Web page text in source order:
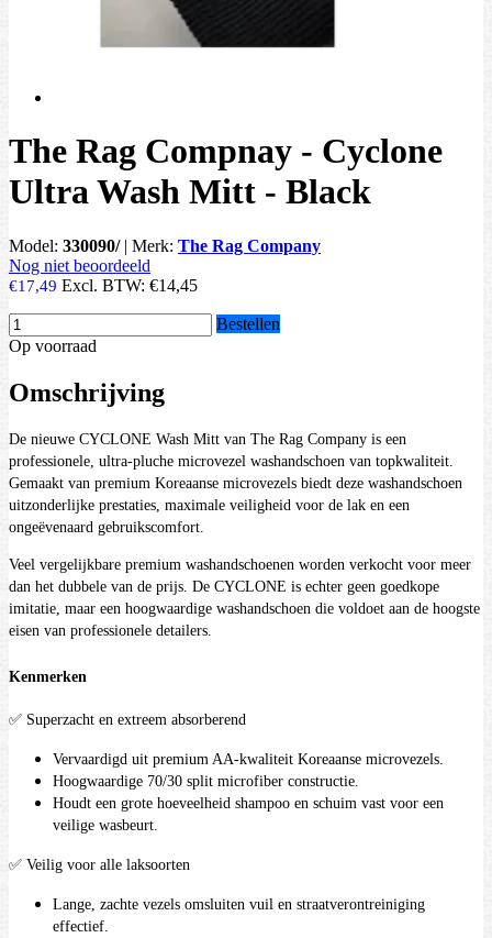
The Rag Compnay - Cyclone
Ultra Wash Mitt - Black
Model: 330090/ | Merk: The Rag Company
Nog niet beoordeeld
€17,49 Excl. BTW: €14,45
Bestellen
Op voorraad
Omschrijving
De nieuwe CYCLONE Wash Mitt van The Rag Company is een
professionele, ultra-pluche microvezel washandschoen van topkwaliteit.
Gemaakt van premium Koreaanse microvezels biedt deze washandschoen
uitzonderlijke prestaties, maximale veiligheid voor de lak en een
ongeëvenaard gebruikscomfort.
Veel vergelijkbare premium washandschoenen worden verkocht voor meer
dan het dubbele van de prijs. De CYCLONE is echter geen goedkope
imitatie, maar een hoogwaardige washandschoen die voldoet aan de hoogste
eisen van professionele detailers.
Kenmerken
✅ Superzacht en extreem absorberend
Vervaardigd uit premium AA-kwaliteit Koreaanse microvezels.
Hoogwaardige 70/30 split microfiber constructie.
Houdt een grote hoeveelheid shampoo en schuim vast voor een
veilige wasbeurt.
✅ Veilig voor alle laksoorten
Lange, zachte vezels omsluiten vuil en straatverontreiniging
effectief.